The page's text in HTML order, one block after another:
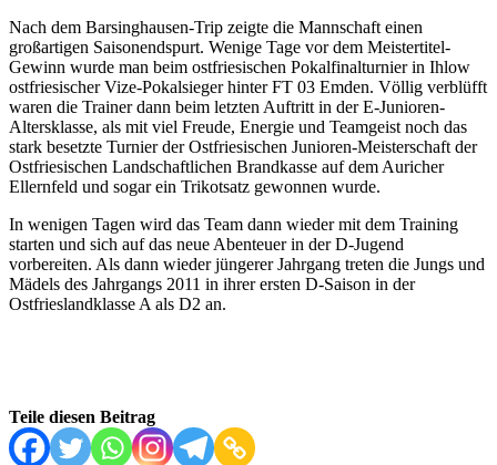
Nach dem Barsinghausen-Trip zeigte die Mannschaft einen
großartigen Saisonendspurt. Wenige Tage vor dem Meistertitel-
Gewinn wurde man beim ostfriesischen Pokalfinalturnier in Ihlow
ostfriesischer Vize-Pokalsieger hinter FT 03 Emden. Völlig verblüfft
waren die Trainer dann beim letzten Auftritt in der E-Junioren-
Altersklasse, als mit viel Freude, Energie und Teamgeist noch das
stark besetzte Turnier der Ostfriesischen Junioren-Meisterschaft der
Ostfriesischen Landschaftlichen Brandkasse auf dem Auricher
Ellernfeld und sogar ein Trikotsatz gewonnen wurde.
In wenigen Tagen wird das Team dann wieder mit dem Training
starten und sich auf das neue Abenteuer in der D-Jugend
vorbereiten. Als dann wieder jüngerer Jahrgang treten die Jungs und
Mädels des Jahrgangs 2011 in ihrer ersten D-Saison in der
Ostfrieslandklasse A als D2 an.
Teile diesen Beitrag